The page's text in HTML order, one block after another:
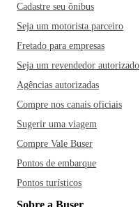
Cadastre seu ônibus
Seja um motorista parceiro
Fretado para empresas
Seja um revendedor autorizado
Agências autorizadas
Compre nos canais oficiais
Sugerir uma viagem
Compre Vale Buser
Pontos de embarque
Pontos turísticos
Sobre a Buser